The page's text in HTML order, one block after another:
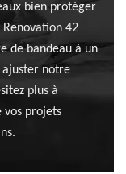
bien protéger
42
de bandeau à un
ajuster notre
plus à
vos projets